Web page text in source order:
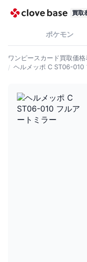
買取
ポケモン
ワンピースカード買取価格
ヘルメッポ C ST06-010